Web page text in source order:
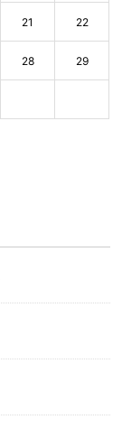
21 22
28 29